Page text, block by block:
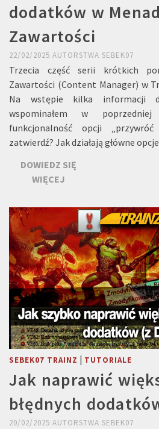
dodatków w
Zawartości
22/02/2025 AUTORSTWA SEBEK07
Trzecia część serii krótkich
Zawartości (Content Manager) w
Na wstępie kilka informacji
wspominałem w
funkcjonalność opcji
zatwierdź? Jak działają główne
DOWIEDZ SIĘ
WIĘCEJ
SEBEK07 TRAINZ | TUTORIALE
Jak naprawić
błędnych
20/02/2025 AUTORSTWA SEBEK07